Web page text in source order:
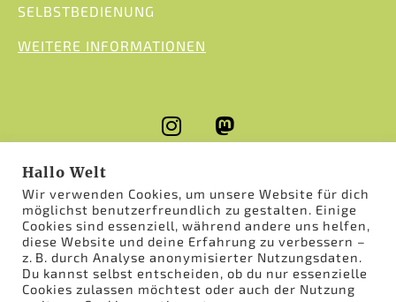
SELBSTBEDIENUNG
WEITERE INFORMATIONEN
© 2026 HOF EMSAUEN
Hallo Welt
Wir verwenden Cookies, um unsere Website für dich
möglichst benutzerfreundlich zu gestalten. Einige
Cookies sind essenziell, während andere uns helfen,
diese Website und deine Erfahrung zu verbessern –
z. B. durch Analyse anonymisierter Nutzungsdaten.
Du kannst selbst entscheiden, ob du nur essenzielle
Cookies zulassen möchtest oder auch der Nutzung